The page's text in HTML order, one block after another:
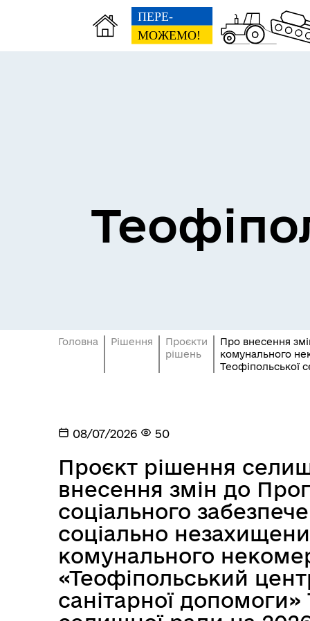
Головна Рішення
Проєкти
рішень
Про внесення
комунального
Теофіпольської
08/07/2026 50
Проєкт рішення
внесення змін до
соціального
соціально
комунального
«Теофіпольський
санітарної допомоги»